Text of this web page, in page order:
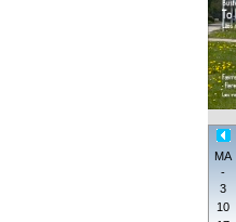
MA
-
3
10